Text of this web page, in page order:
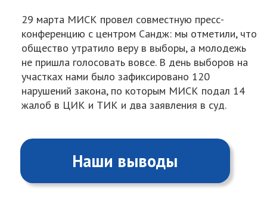
ШКОЛА ПРАВ ЧЕЛОВЕКА
Школа прав человека воспитывает